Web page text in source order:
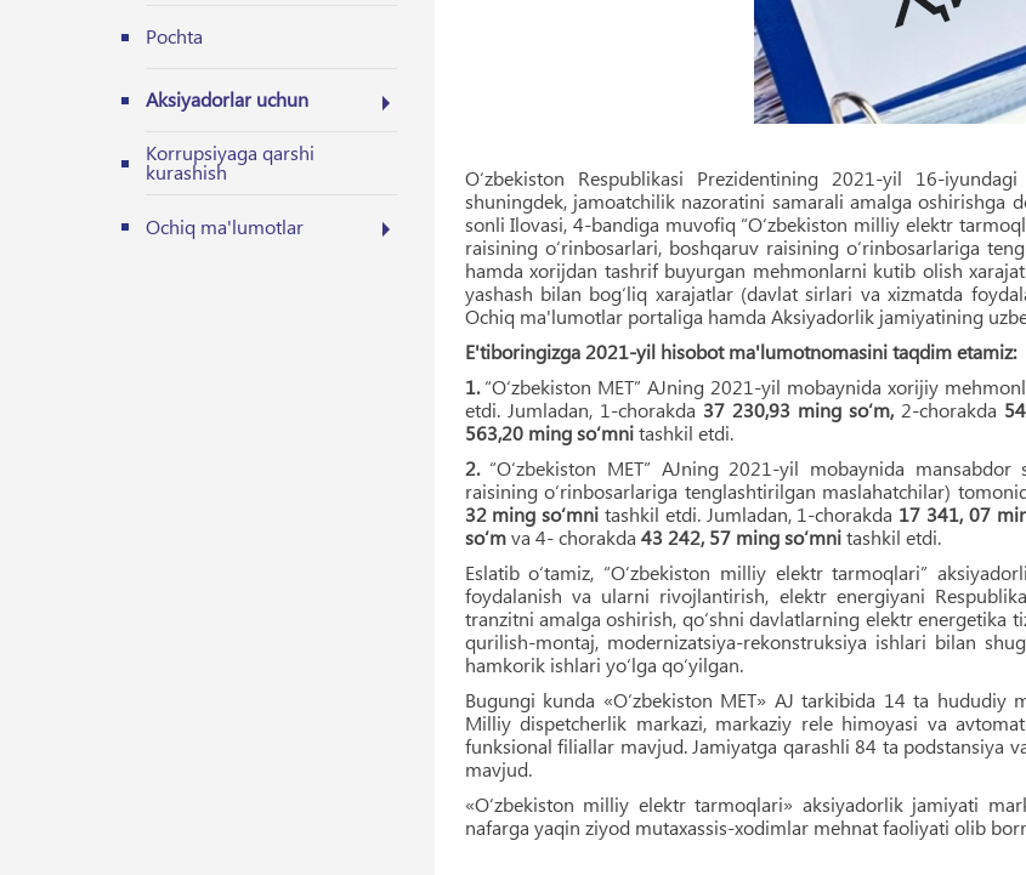
Pochta
Aksiyadorlar uchun
Korrupsiyaga qarshi
kurashish
Ochiq ma'lumotlar
O‘zbekiston Respublikasi Prezidentining 2021-yil 16-
shuningdek, jamoatchilik nazoratini samarali amalga oshirishga
sonli Ilovasi, 4-bandiga muvofiq “O‘zbekiston milliy elektr
raisining o‘rinbosarlari, boshqaruv raisining o‘rinbosarlariga
hamda xorijdan tashrif buyurgan mehmonlarni kutib olish
yashash bilan bog‘liq xarajatlar (davlat sirlari va xizmatda
Ochiq ma'lumotlar portaliga hamda Aksiyadorlik jamiyatining
E'tiboringizga 2021-yil hisobot ma'lumotnomasini taqdim etamiz:
1.“O‘zbekiston MET” AJning 2021-yil mobaynida xorijiy
etdi. Jumladan, 1-chorakda 37 230,93 ming so‘m,2-chorakda
563,20 ming so‘mnitashkil etdi.
2. “O‘zbekiston MET” AJning 2021-yil mobaynida
raisining o‘rinbosarlariga tenglashtirilgan maslahatchilar)
32 ming so‘mni tashkil etdi. Jumladan, 1-chorakda 17 341, 07
so‘mva 4- chorakda 43 242, 57 ming so‘mnitashkil etdi.
Eslatib o‘tamiz, “O‘zbekiston milliy elektr tarmoqlari”
foydalanish va ularni rivojlantirish, elektr energiyani
tranzitni amalga oshirish, qo‘shni davlatlarning elektr
qurilish-montaj, modernizatsiya-rekonstruksiya ishlari bilan
hamkorik ishlari yo‘lga qo‘yilgan.
Bugungi kunda «O‘zbekiston MET» AJ tarkibida 14 ta
Milliy dispetcherlik markazi, markaziy rele himoyasi va
funksional filiallar mavjud. Jamiyatga qarashli 84 ta
mavjud.
«O‘zbekiston milliy elektr tarmoqlari» aksiyadorlik jamiyati
nafarga yaqin ziyod mutaxassis-xodimlar mehnat faoliyati olib